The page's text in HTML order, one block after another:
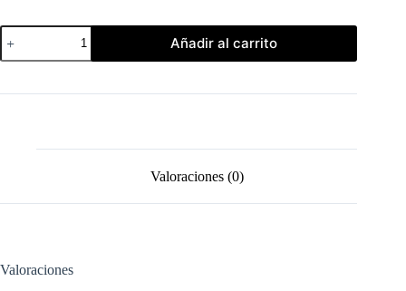
El
Hijo
de
dos
Añadir al carrito
Valoraciones (0)
Valoraciones